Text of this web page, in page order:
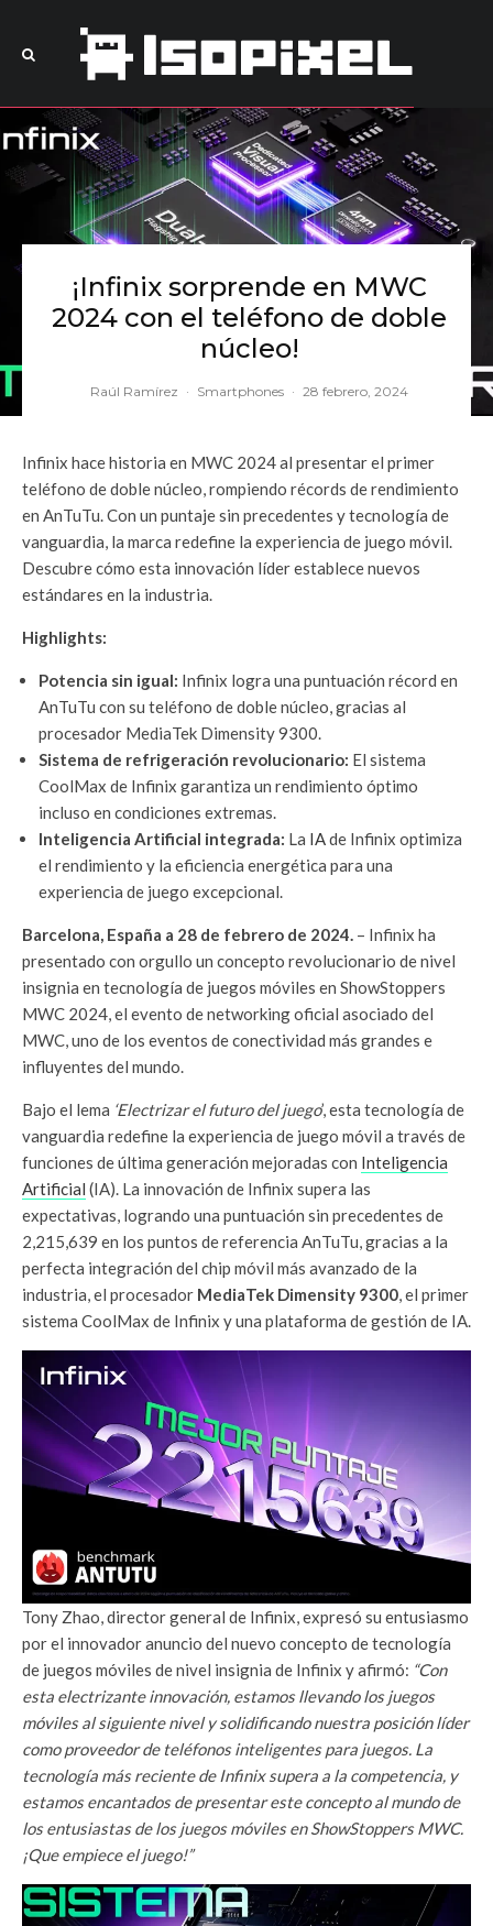
¡Infinix sorprende en MWC
2024 con el teléfono de doble
núcleo!
Raúl Ramírez · Smartphones · 28 febrero, 2024
Infinix hace historia en MWC 2024 al presentar el primer
teléfono de doble núcleo, rompiendo récords de rendimiento
en AnTuTu. Con un puntaje sin precedentes y tecnología de
vanguardia, la marca redefine la experiencia de juego móvil.
Descubre cómo esta innovación líder establece nuevos
estándares en la industria.
Highlights:
Potencia sin igual: Infinix logra una puntuación récord en
AnTuTu con su teléfono de doble núcleo, gracias al
procesador MediaTek Dimensity 9300.
Sistema de refrigeración revolucionario: El sistema
CoolMax de Infinix garantiza un rendimiento óptimo
incluso en condiciones extremas.
Inteligencia Artificial integrada: La IAde Infinix optimiza
el rendimiento y la eficiencia energética para una
experiencia de juego excepcional.
Barcelona, España a 28 de febrero de 2024. – Infinix ha
presentado con orgullo un concepto revolucionario de nivel
insignia en tecnología de juegos móviles en ShowStoppers
MWC 2024, el evento de networking oficial asociado del
MWC, uno de los eventos de conectividad más grandes e
influyentes del mundo.
Bajo el lema ‘Electrizar el futuro del juego’, esta tecnología de
vanguardia redefine la experiencia de juego móvil a través de
funciones de última generación mejoradas con Inteligencia
Artificial (IA). La innovación de Infinix supera las
expectativas, logrando una puntuación sin precedentes de
2,215,639 en los puntos de referencia AnTuTu, gracias a la
perfecta integración del chip móvil más avanzado de la
industria, el procesador MediaTek Dimensity 9300, el primer
sistema CoolMax de Infinix y una plataforma de gestión de IA.
Tony Zhao, director general de Infinix, expresó su entusiasmo
por el innovador anuncio del nuevo concepto de tecnología
de juegos móviles de nivel insignia de Infinix y afirmó: “Con
esta electrizante innovación, estamos llevando los juegos
móviles al siguiente nivel y solidificando nuestra posición líder
como proveedor de teléfonos inteligentes para juegos. La
tecnología más reciente de Infinix supera a la competencia, y
estamos encantados de presentar este concepto al mundo de
los entusiastas de los juegos móviles en ShowStoppers MWC.
¡Que empiece el juego!”